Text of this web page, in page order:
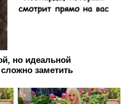
но идеальной
заметить